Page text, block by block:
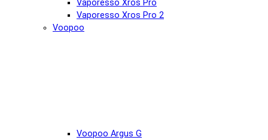
Vaporesso Xros Pro
Vaporesso Xros Pro 2
Voopoo
Voopoo Argus G